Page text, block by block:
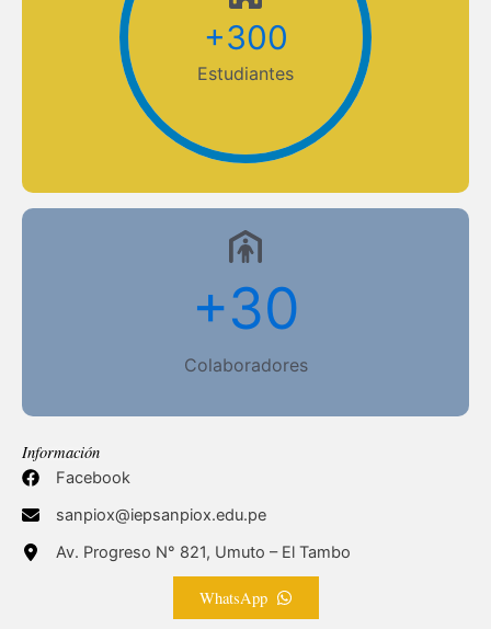
+300
Estudiantes
+30
Colaboradores
Información
Facebook
sanpiox@iepsanpiox.edu.pe
Av. Progreso N° 821, Umuto – El Tambo
WhatsApp